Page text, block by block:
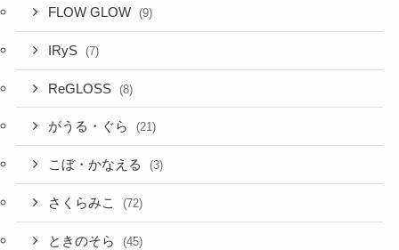
FLOW GLOW (9)
IRyS (7)
ReGLOSS (8)
がうる・ぐら (21)
こぼ・かなえる (3)
さくらみこ (72)